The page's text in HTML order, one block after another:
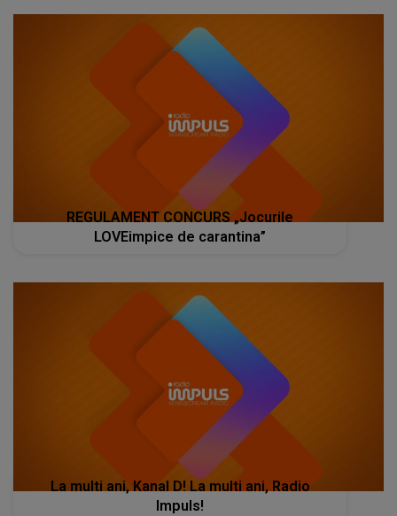
REGULAMENT CONCURS „Jocurile
LOVEimpice de carantina”
La multi ani, Kanal D! La multi ani, Radio
Impuls!